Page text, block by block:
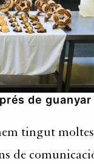
de
tingut moltes
de